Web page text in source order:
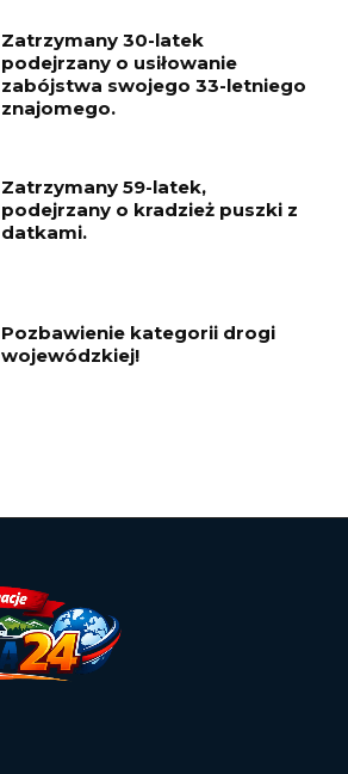
Zatrzymany 30-latek
podejrzany o usiłowanie
zabójstwa swojego 33-letniego
znajomego.
Zatrzymany 59-latek,
podejrzany o kradzież puszki z
datkami.
Pozbawienie kategorii drogi
wojewódzkiej!